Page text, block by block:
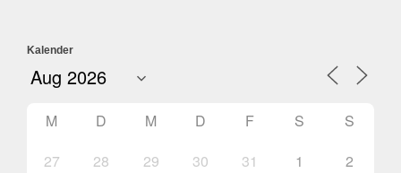
Kalender
M D M D F S
S
27
28 29 30 31 1 2